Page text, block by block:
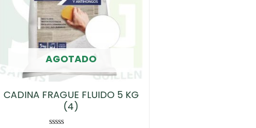
AGOTADO
CADINA FRAGUE FLUIDO 5 KG
(4)